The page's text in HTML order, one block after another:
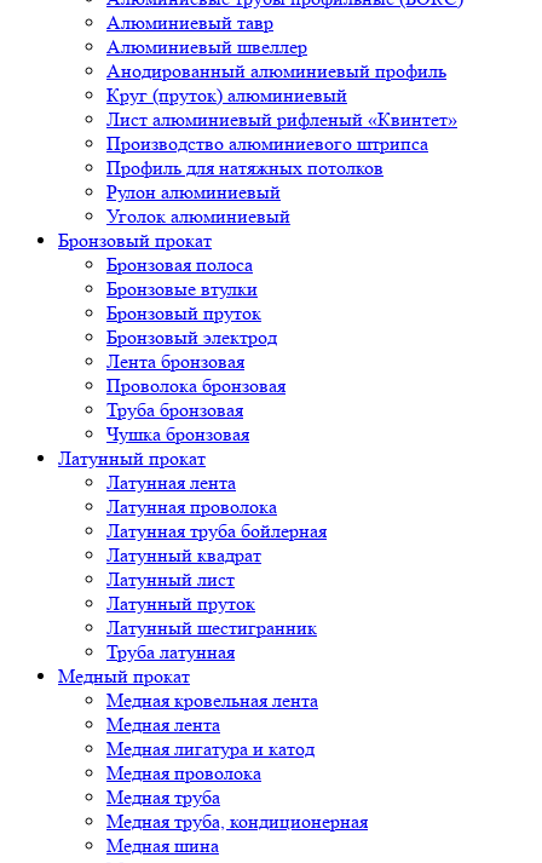
Алюминиевый тавр
Алюминиевый швеллер
Анодированный алюминиевый профиль
Круг (пруток) алюминиевый
Лист алюминиевый рифленый «Квинтет»
Производство алюминиевого штрипса
Профиль для натяжных потолков
Рулон алюминиевый
Уголок алюминиевый
Бронзовый прокат
Бронзовая полоса
Бронзовые втулки
Бронзовый пруток
Бронзовый электрод
Лента бронзовая
Проволока бронзовая
Труба бронзовая
Чушка бронзовая
Латунный прокат
Латунная лента
Латунная проволока
Латунная труба бойлерная
Латунный квадрат
Латунный лист
Латунный пруток
Латунный шестигранник
Труба латунная
Медный прокат
Медная кровельная лента
Медная лента
Медная лигатура и катод
Медная проволока
Медная труба
Медная труба, кондиционерная
Медная шина